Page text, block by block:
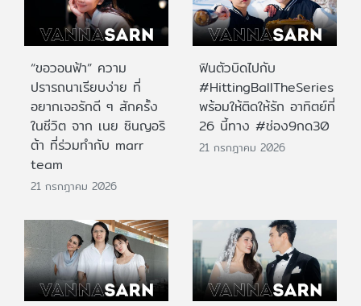
“ขอวอนฟ้า” ความ
ปรารถนาเรียบง่าย ที่
อยากเจอรักดี ๆ สักครั้ง
ในชีวิต จาก เนย ซินญอริ
ต้า ที่ร่วมทำกับ marr
team
21 กรกฎาคม 2026
ฟินตัวบิดไปกับ
#HittingBallTheSeries
พร้อมให้ติดให้รัก อาทิตย์ที่
26 นี้ทาง #ช่อง9กด30
21 กรกฎาคม 2026